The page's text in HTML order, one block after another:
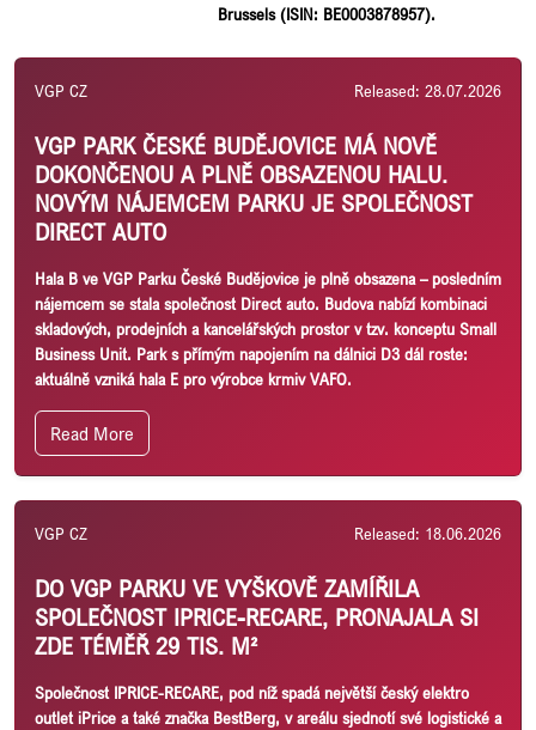
Brussels (ISIN: BE0003878957).
VGP CZ Released: 28.07.2026
VGP PARK ČESKÉ BUDĚJOVICE MÁ NOVĚ
DOKONČENOU A PLNĚ OBSAZENOU HALU.
NOVÝM NÁJEMCEM PARKU JE SPOLEČNOST
DIRECT AUTO
Hala B ve VGP Parku České Budějovice je plně obsazena – posledním
nájemcem se stala společnost Direct auto. Budova nabízí kombinaci
skladových, prodejních a kancelářských prostor v tzv. konceptu Small
Business Unit. Park s přímým napojením na dálnici D3 dál roste:
aktuálně vzniká hala E pro výrobce krmiv VAFO.
Read More
VGP CZ Released: 18.06.2026
DO VGP PARKU VE VYŠKOVĚ ZAMÍŘILA
SPOLEČNOST IPRICE-RECARE, PRONAJALA SI
ZDE TÉMĚŘ 29 TIS. M²
Společnost IPRICE-RECARE, pod níž spadá největší český elektro
outlet iPrice a také značka BestBerg, v areálu sjednotí své logistické a